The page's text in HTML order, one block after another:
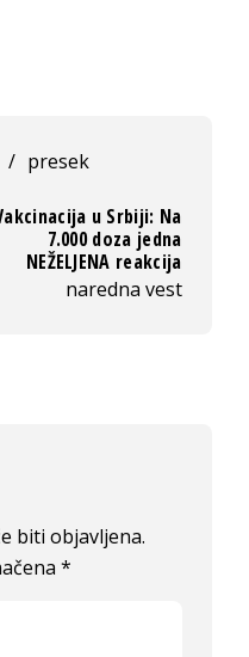
/ presek
u Srbiji: Na
7.000 doza jedna
NEŽELJENA reakcija
naredna vest
biti objavljena.
*